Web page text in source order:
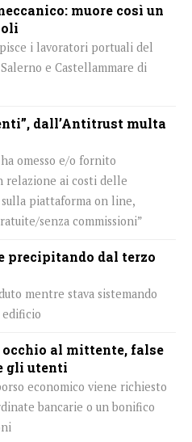
muore così un
i lavoratori portuali del
e Castellammare di
dall’Antitrust multa
omesso e/o fornito
relazione ai costi delle
piattaforma on line,
senza commissioni”
precipitando dal terzo
mentre stava sistemando
edificio
occhio al mittente, false
gli utenti
economico viene richiesto
bancarie o un bonifico